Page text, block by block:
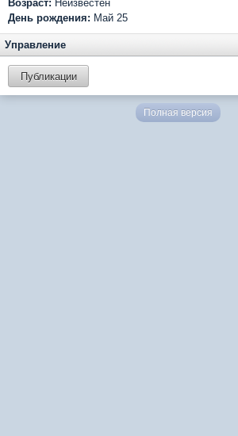
Возраст: Неизвестен
День рождения: Май 25
Управление
Публикации
Полная версия